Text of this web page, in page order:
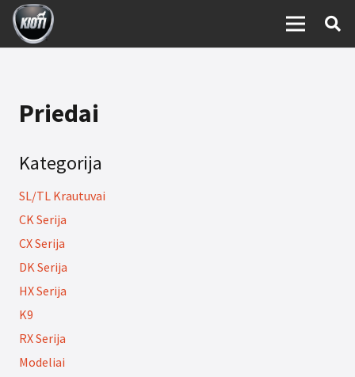
Priedai
Kategorija
SL/TL Krautuvai
CK Serija
CX Serija
DK Serija
HX Serija
K9
RX Serija
Modeliai